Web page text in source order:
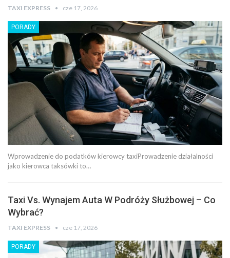
TAXI EXPRESS cze 17, 2026
PORADY
Wprowadzenie do podatków kierowcy taxiProwadzenie działalności
jako kierowca taksówki to…
Taxi Vs. Wynajem Auta W Podróży Służbowej – Co
Wybrać?
TAXI EXPRESS cze 17, 2026
PORADY